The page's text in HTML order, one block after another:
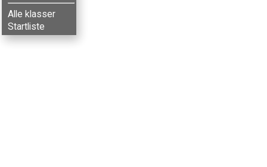
Alle klasser
Startliste